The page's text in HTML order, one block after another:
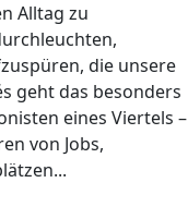
Alltag zu
die unsere
geht das besonders
eines Viertels –
von Jobs,